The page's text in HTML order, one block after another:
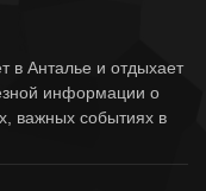
в Анталье и отдыхает
информации о
важных событиях в